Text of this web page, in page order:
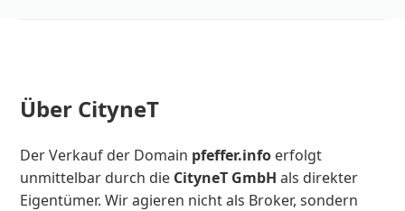
Über CityneT
Der Verkauf der Domain pfeffer.info erfolgt
unmittelbar durch die CityneT GmbH als direkter
Eigentümer. Wir agieren nicht als Broker, sondern